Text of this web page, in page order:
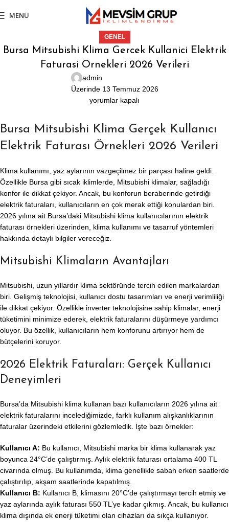
MENÜ
GENEL
Bursa Mitsubishi Klima Gercek Kullanici Elektrik
Faturasi Ornekleri 2026 Verileri
admin
Üzerinde 13 Temmuz 2026
yorumlar kapalı
Bursa Mitsubishi Klima Gerçek Kullanıcı
Elektrik Faturası Örnekleri 2026 Verileri
Klima kullanımı, yaz aylarının vazgeçilmez bir parçası haline geldi.
Özellikle Bursa gibi sıcak iklimlerde, Mitsubishi klimalar, sağladığı
konfor ile dikkat çekiyor. Ancak, bu konforun beraberinde getirdiği
elektrik faturaları, kullanıcıların en çok merak ettiği konulardan biri.
2026 yılına ait Bursa’daki Mitsubishi klima kullanıcılarının elektrik
faturası örnekleri üzerinden, klima kullanımı ve tasarruf yöntemleri
hakkında detaylı bilgiler vereceğiz.
Mitsubishi Klimaların Avantajları
Mitsubishi, uzun yıllardır klima sektöründe tercih edilen markalardan
biri. Gelişmiş teknolojisi, kullanıcı dostu tasarımları ve enerji verimliliği
ile dikkat çekiyor. Özellikle inverter teknolojisine sahip klimalar, enerji
tüketimini minimize ederek, elektrik faturalarını düşürmeye yardımcı
oluyor. Bu özellik, kullanıcıların hem konforunu artırıyor hem de
bütçelerini koruyor.
2026 Elektrik Faturaları: Gerçek Kullanıcı
Deneyimleri
Bursa’da Mitsubishi klima kullanan bazı kullanıcıların 2026 yılına ait
elektrik faturalarını incelediğimizde, farklı kullanım alışkanlıklarının
faturalar üzerindeki etkilerini gözlemledik. İşte bazı örnekler:
Kullanıcı A: Bu kullanıcı, Mitsubishi marka bir klima kullanarak yaz
boyunca 24°C’de çalıştırmış. Aylık elektrik faturası ortalama 400 TL
civarında olmuş. Bu kullanımda, klima genellikle sabah erken saatlerde
çalıştırılıp, akşam saatlerinde kapatılmış.
Kullanıcı B: Kullanıcı B, klimasını 20°C’de çalıştırmayı tercih etmiş ve
yaz aylarında aylık faturası 550 TL’ye kadar çıkmış. Ancak, bu kullanıcı
klima dışında ek enerji tüketimi olan cihazları da sıkça kullanıyor.